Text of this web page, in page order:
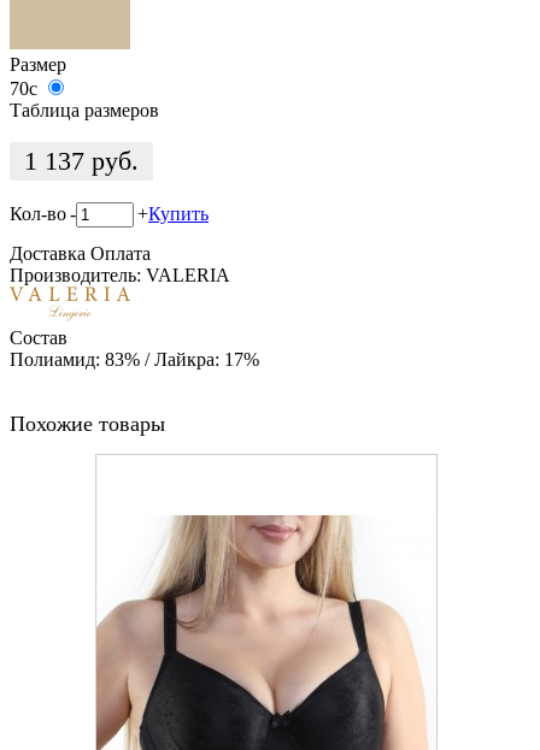
Размер
70c
Таблица размеров
1 137 руб.
Кол-во- +Купить
Доставка Оплата
Производитель: VALERIA
Состав
Полиамид: 83% / Лайкра: 17%
Похожие товары